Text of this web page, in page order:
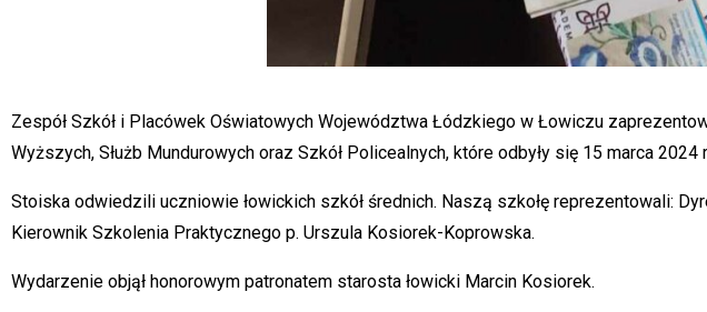
Zespół Szkół i Placówek Oświatowych Województwa Łódzkiego w Łowiczu
Wyższych, Służb Mundurowych oraz Szkół Policealnych, które odbyły się 15 marca 2024
Stoiska odwiedzili uczniowie łowickich szkół średnich. Naszą szkołę reprezentowali:
Kierownik Szkolenia Praktycznego p. Urszula Kosiorek-Koprowska.
Wydarzenie objął honorowym patronatem starosta łowicki Marcin Kosiorek.